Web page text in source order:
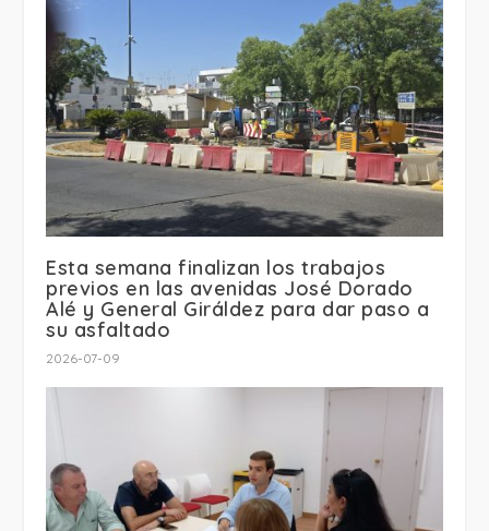
Esta semana finalizan los trabajos
previos en las avenidas José Dorado
Alé y General Giráldez para dar paso a
su asfaltado
2026-07-09